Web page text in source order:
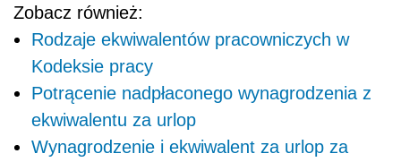
Zobacz również:
Rodzaje ekwiwalentów pracowniczych w
Kodeksie pracy
Potrącenie nadpłaconego wynagrodzenia z
ekwiwalentu za urlop
Wynagrodzenie i ekwiwalent za urlop za